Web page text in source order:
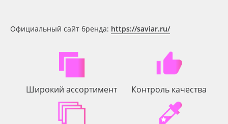
ПЭТ листовой
Официальный сайт бренда: https://saviar.ru/
Широкий ассортимент Контроль качества
Срок эксплуатации, лет
Страна происхождения